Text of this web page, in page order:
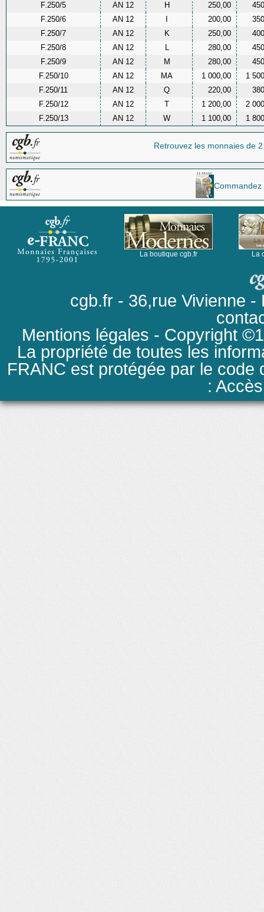
F.250/5
AN 12 H 250,00
F.250/6
AN 12 200,00
F.250/7
AN 12 K 250,00
F.250/8
AN 12 L 280,00
F.250/9
AN 12 M 280,00
F.250/10
AN 12 MA 1 000,00
1
F.250/11
AN 12 Q 220,00
F.250/12
AN 12 T 1 200,00
2
F.250/13
AN 12 W 1 100,00 1
Retrouvez les monnaies de
La boutique cgb.fr La
cgb.fr - 36,rue Vivienne -
Mentions légales - Copyright
La propriété de toutes les
FRANC est protégée par le code
: